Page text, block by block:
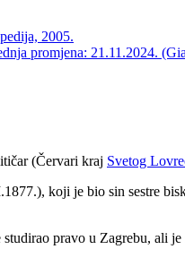
2005.
promjena: 21.11.2024.
(Červari kraj Svetog
koji je bio sin sestre
pravo u Zagrebu, ali